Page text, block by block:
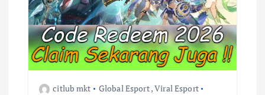
o
n
citlub mkt Global Esport,Viral Esport